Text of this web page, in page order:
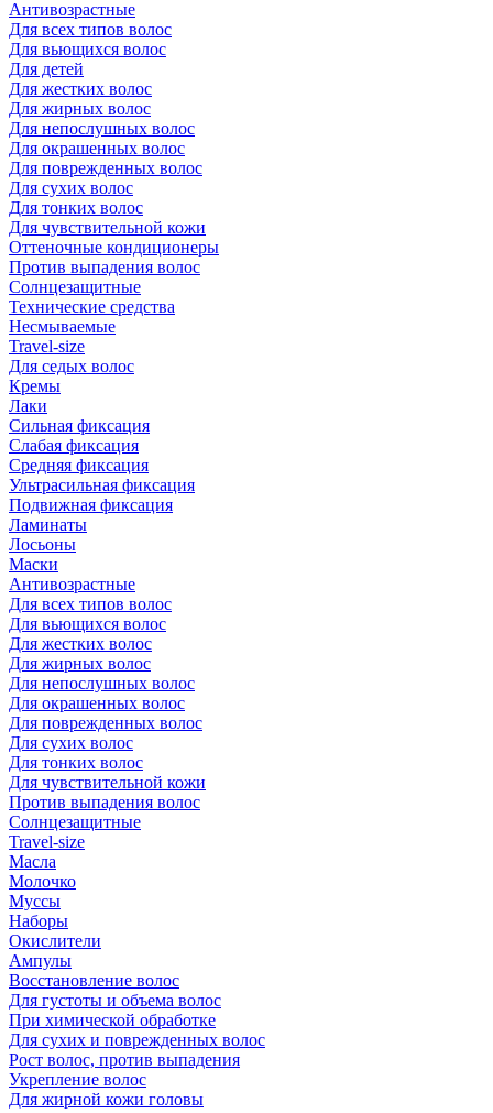
Антивозрастные
Для всех типов волос
Для вьющихся волос
Для детей
Для жестких волос
Для жирных волос
Для непослушных волос
Для окрашенных волос
Для поврежденных волос
Для сухих волос
Для тонких волос
Для чувствительной кожи
Оттеночные кондиционеры
Против выпадения волос
Солнцезащитные
Технические средства
Несмываемые
Travel-size
Для седых волос
Кремы
Лаки
Сильная фиксация
Слабая фиксация
Средняя фиксация
Ультрасильная фиксация
Подвижная фиксация
Ламинаты
Лосьоны
Маски
Антивозрастные
Для всех типов волос
Для вьющихся волос
Для жестких волос
Для жирных волос
Для непослушных волос
Для окрашенных волос
Для поврежденных волос
Для сухих волос
Для тонких волос
Для чувствительной кожи
Против выпадения волос
Солнцезащитные
Travel-size
Масла
Молочко
Муссы
Наборы
Окислители
Ампулы
Восстановление волос
Для густоты и объема волос
При химической обработке
Для сухих и поврежденных волос
Рост волос, против выпадения
Укрепление волос
Для жирной кожи головы